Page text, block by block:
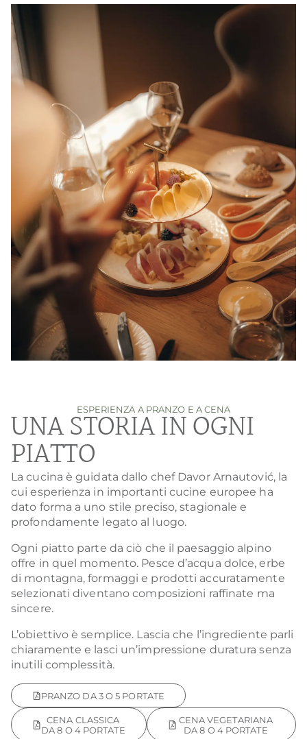
ESPERIENZA A PRANZO E A CENA
UNA STORIA IN OGNI
PIATTO
La cucina è guidata dallo chef Davor Arnautović, la
cui esperienza in importanti cucine europee ha
dato forma a uno stile preciso, stagionale e
profondamente legato al luogo.
Ogni piatto parte da ciò che il paesaggio alpino
offre in quel momento. Pesce d’acqua dolce, erbe
di montagna, formaggi e prodotti accuratamente
selezionati diventano composizioni raffinate ma
sincere.
L’obiettivo è semplice. Lascia che l’ingrediente parli
chiaramente e lasci un’impressione duratura senza
inutili complessità.
PRANZO DA 3 O 5 PORTATE
CENA CLASSICA
DA 8 O 4 PORTATE
CENA VEGETARIANA
DA 8 O 4 PORTATE